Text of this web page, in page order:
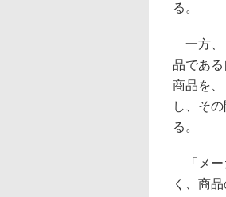
る。
一方、
品であ
商品を
し、そ
る。
「メー
く、商